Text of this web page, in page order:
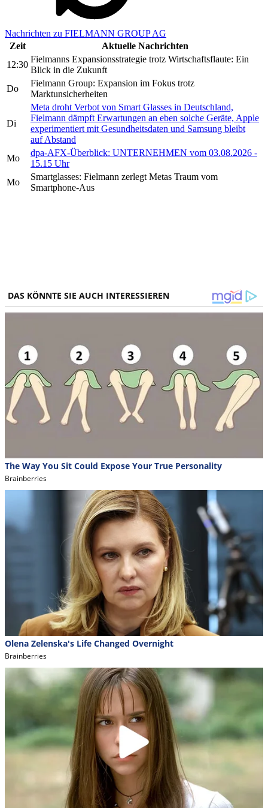
Nachrichten zu FIELMANN GROUP AG
Zeit
Aktuelle Nachrichten
12:30
Fielmanns Expansionsstrategie trotz Wirtschaftsflaute: Ein
Blick in die Zukunft
Do
Fielmann Group: Expansion im Fokus trotz
Marktunsicherheiten
Di
Meta droht Verbot von Smart Glasses in Deutschland,
Fielmann dämpft Erwartungen an eben solche Geräte, Apple
experimentiert mit Gesundheitsdaten und Samsung bleibt
auf Abstand
Mo
dpa-AFX-Überblick: UNTERNEHMEN vom 03.08.2026 -
15.15 Uhr
Mo
Smartglasses: Fielmann zerlegt Metas Traum vom
Smartphone-Aus